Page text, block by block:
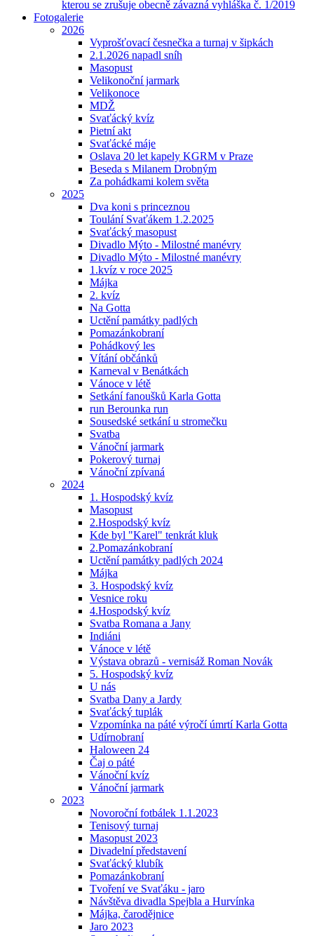
kterou se zrušuje obecně závazná vyhláška č. 1/2019
Fotogalerie
2026
Vyprošťovací česnečka a turnaj v šipkách
2.1.2026 napadl sníh
Masopust
Velikonoční jarmark
Velikonoce
MDŽ
Svaťácký kvíz
Pietní akt
Svaťácké máje
Oslava 20 let kapely KGRM v Praze
Beseda s Milanem Drobným
Za pohádkami kolem světa
2025
Dva koni s princeznou
Toulání Svaťákem 1.2.2025
Svaťácký masopust
Divadlo Mýto - Milostné manévry
Divadlo Mýto - Milostné manévry
1.kvíz v roce 2025
Májka
2. kvíz
Na Gotta
Uctění památky padlých
Pomazánkobraní
Pohádkový les
Vítání občánků
Karneval v Benátkách
Vánoce v létě
Setkání fanoušků Karla Gotta
run Berounka run
Sousedské setkání u stromečku
Svatba
Vánoční jarmark
Pokerový turnaj
Vánoční zpívaná
2024
1. Hospodský kvíz
Masopust
2.Hospodský kvíz
Kde byl "Karel" tenkrát kluk
2.Pomazánkobraní
Uctění památky padlých 2024
Májka
3. Hospodský kvíz
Vesnice roku
4.Hospodský kvíz
Svatba Romana a Jany
Indiáni
Vánoce v létě
Výstava obrazů - vernisáž Roman Novák
5. Hospodský kvíz
U nás
Svatba Dany a Jardy
Svaťácký tuplák
Vzpomínka na páté výročí úmrtí Karla Gotta
Udírnobraní
Haloween 24
Čaj o páté
Vánoční kvíz
Vánoční jarmark
2023
Novoroční fotbálek 1.1.2023
Tenisový turnaj
Masopust 2023
Divadelní představení
Svaťácký klubík
Pomazánkobraní
Tvoření ve Svaťáku - jaro
Návštěva divadla Spejbla a Hurvínka
Májka, čarodějnice
Jaro 2023